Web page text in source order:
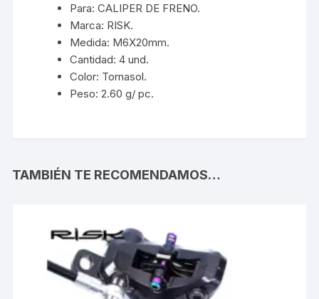
Para: CALIPER DE FRENO.
Marca: RISK.
Medida: M6X20mm.
Cantidad: 4 und.
Color: Tornasol.
Peso: 2.60 g/ pc.
TAMBIÉN TE RECOMENDAMOS…